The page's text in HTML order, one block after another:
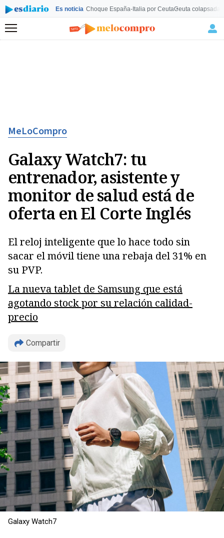
Es noticia Choque España-Italia por CeutaCeuta colapsada
Menú
MeLoCompro
Galaxy Watch7: tu
entrenador, asistente y
monitor de salud está de
oferta en El Corte Inglés
El reloj inteligente que lo hace todo sin
sacar el móvil tiene una rebaja del 31% en
su PVP.
La nueva tablet de Samsung que está
agotando stock por su relación calidad-
precio
Compartir
Copiar
Galaxy Watch7